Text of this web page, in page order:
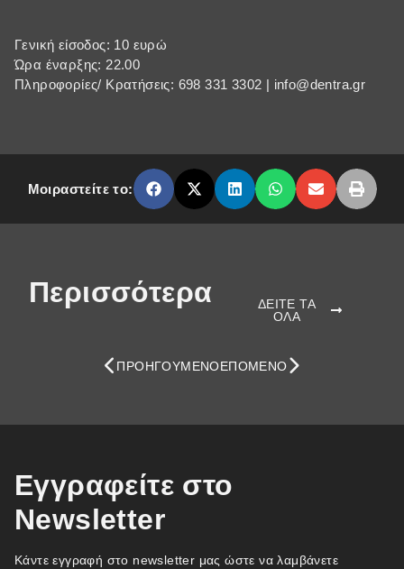
Γενική είσοδος: 10 ευρώ
Ώρα έναρξης: 22.00
Πληροφορίες/ Κρατήσεις: 698 331 3302 | info@dentra.gr
Μοιραστείτε το:
Περισσότερα
ΔΕΙΤΕ ΤΑ
ΟΛΑ
ΠΡΟΗΓΟΎΜΕΝΟΕΠΌΜΕΝΟ
Εγγραφείτε στο
Newsletter
Κάντε εγγραφή στο newsletter μας ώστε να λαμβάνετε